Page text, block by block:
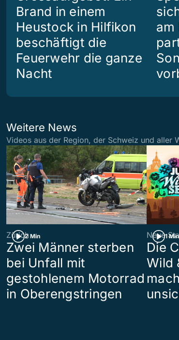
Brand in einem
Heustock in Hilfikon
beschäftigt die
Feuerwehr die ganze
Nacht
am
Weitere News
Videos aus der Region, der Schweiz und aller
2 Min
Zürich
Zwei Männer sterben
bei Unfall mit
gestohlenem Motorrad
in Oberengstringen
1 Min
Neue
Die
Wild